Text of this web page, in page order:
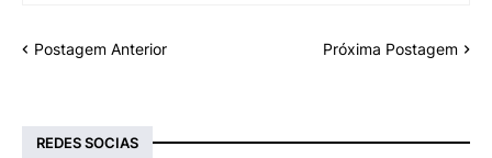
Postagem Anterior Próxima Postagem
REDES SOCIAS